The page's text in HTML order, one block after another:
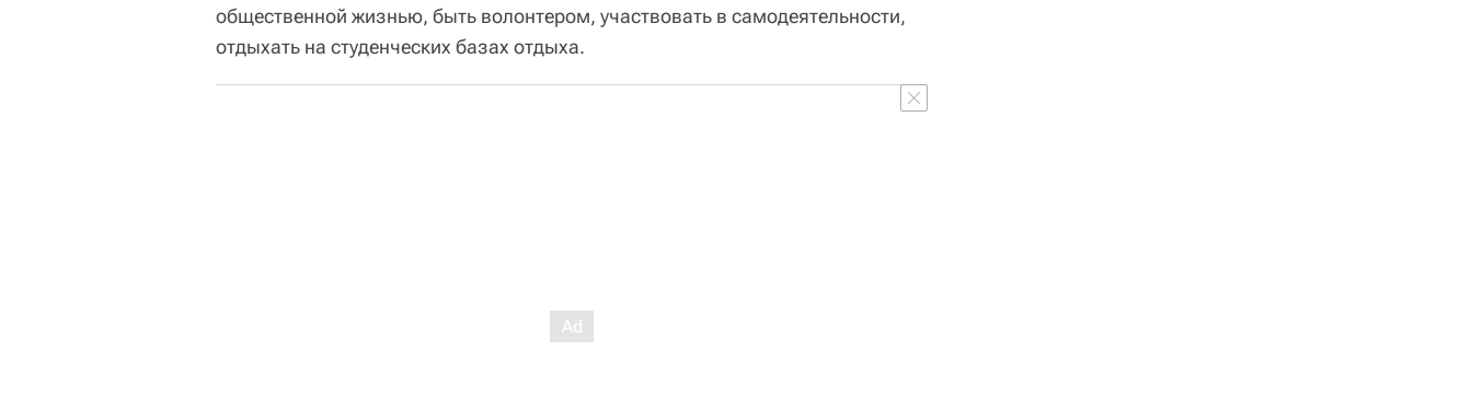
общественной жизнью, быть волонтером, участвовать в самодеятельности,
отдыхать на студенческих базах отдыха.